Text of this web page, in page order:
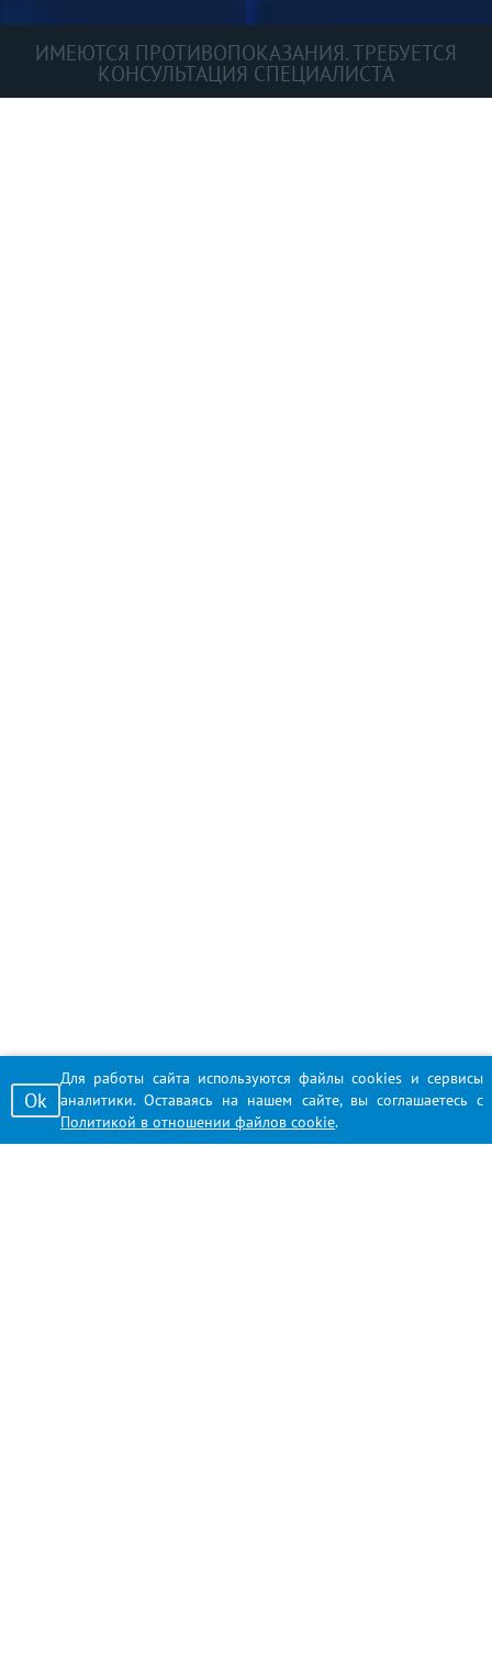
ИМЕЮТСЯ ПРОТИВОПОКАЗАНИЯ. ТРЕБУЕТСЯ
КОНСУЛЬТАЦИЯ СПЕЦИАЛИСТА
Для работы сайта используются файлы cookies и сервисы
аналитики. Оставаясь на нашем сайте, вы соглашаетесь с
Политикой в отношении файлов cookie.
Ok